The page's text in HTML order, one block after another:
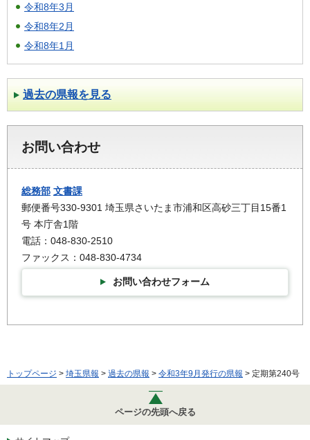
令和8年3月
令和8年2月
令和8年1月
過去の県報を見る
お問い合わせ
総務部 文書課
郵便番号330-9301 埼玉県さいたま市浦和区高砂三丁目15番1
号 本庁舎1階
電話：048-830-2510
ファックス：048-830-4734
お問い合わせフォーム
トップページ > 埼玉県報 > 過去の県報 > 令和3年9月発行の県報 > 定期第240号
ページの先頭へ戻る